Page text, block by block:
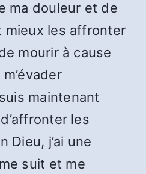
ma douleur et de
mieux les affronter
mourir à cause
maintenant
les
Dieu, j’ai une
suit et me